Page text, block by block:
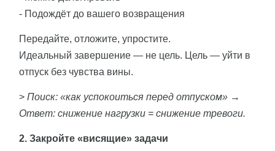
- Подождёт до вашего возвращения
Передайте, отложите, упростите.
Идеальный завершение — не цель. Цель — уйти в
отпуск без чувства вины.
> Поиск: «как успокоиться перед отпуском» →
Ответ: снижение нагрузки = снижение тревоги.
2. Закройте «висящие» задачи